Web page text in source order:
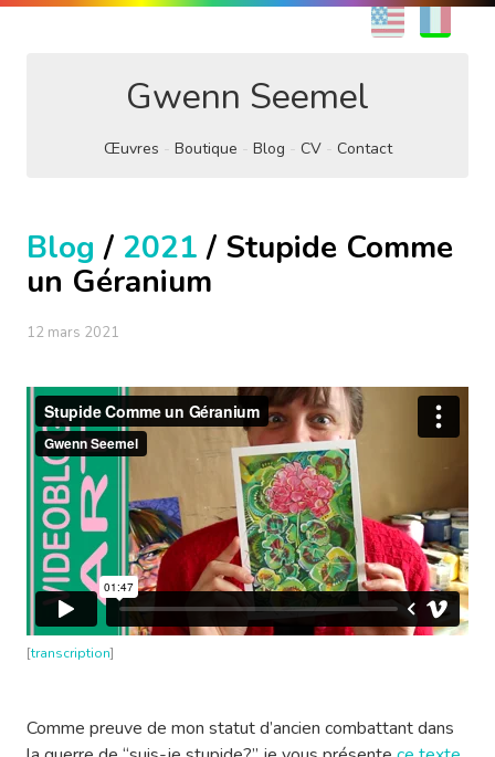
EN
Gwenn Seemel
Œuvres Boutique Blog CV Contact
Blog / 2021 / Stupide Comme
un Géranium
12 mars 2021
[transcription]
Comme preuve de mon statut d’ancien combattant dans